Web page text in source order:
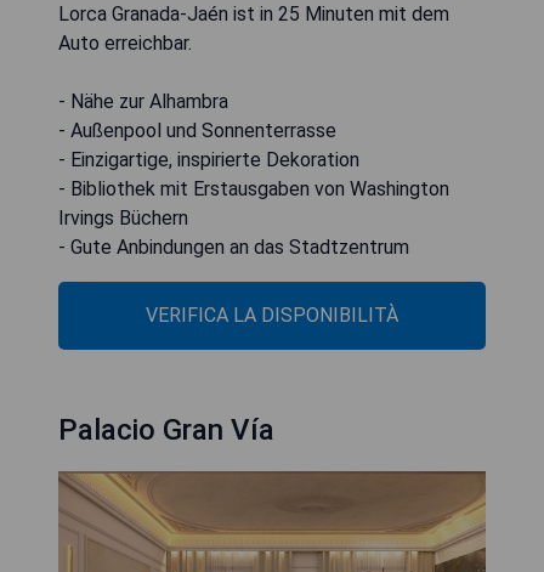
Lorca Granada-Jaén ist in 25 Minuten mit dem
Auto erreichbar.
- Nähe zur Alhambra
- Außenpool und Sonnenterrasse
- Einzigartige, inspirierte Dekoration
- Bibliothek mit Erstausgaben von Washington
Irvings Büchern
- Gute Anbindungen an das Stadtzentrum
VERIFICA LA DISPONIBILITÀ
Palacio Gran Vía